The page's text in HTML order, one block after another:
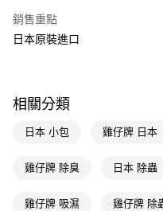
街口支付
AFTEE先享後付
相關說明
AFTEE先享後付是「在收到商品
便利好安心！
２．便利：只要手機號碼，簡訊
運送方式
銷售重點
日本原裝進口
相關分類
日本 小包 雞仔牌 日本
雞仔牌 除臭 日本 除蟲
雞仔牌 吸濕 雞仔牌 除